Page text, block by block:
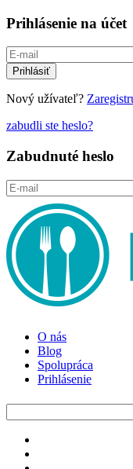
Prihlásenie na účet
Nový užívateľ?
zabudli ste heslo?
Zabudnuté heslo
O nás
Blog
Spolupráca
Prihlásenie